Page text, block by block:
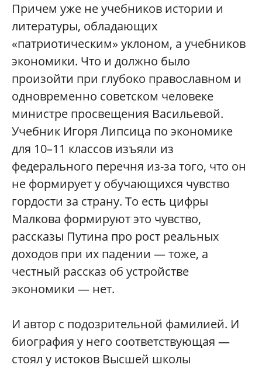
Причем уже не учебников истории и
литературы, обладающих
«патриотическим» уклоном, а учебников
экономики. Что и должно было
произойти при глубоко православном и
одновременно советском человеке
министре просвещения Васильевой.
Учебник Игоря Липсица по экономике
для 10–11 классов изъяли из
федерального перечня из-за того, что он
не формирует у обучающихся чувство
гордости за страну. То есть цифры
Малкова формируют это чувство,
рассказы Путина про рост реальных
доходов при их падении — тоже, а
честный рассказ об устройстве
экономики — нет.
И автор с подозрительной фамилией. И
биография у него соответствующая —
стоял у истоков Высшей школы